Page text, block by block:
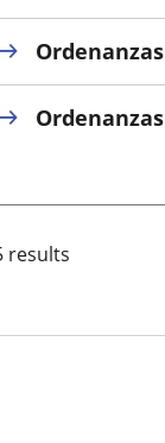
results